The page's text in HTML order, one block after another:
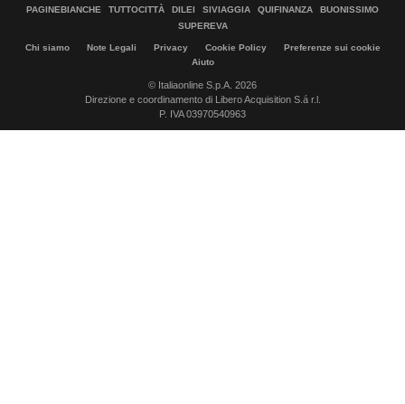
PAGINEBIANCHE
TUTTOCITTÀ DILEI SIVIAGGIA QUIFINANZA
BUONISSIMO
SUPEREVA
Chi siamo Note Legali Privacy Cookie Policy
Preferenze sui cookie
Aiuto
© Italiaonline S.p.A. 2026
Direzione e coordinamento di Libero Acquisition S.á r.l.
P. IVA 03970540963